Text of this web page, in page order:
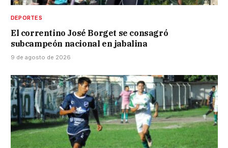
DEPORTES
El correntino José Borget se consagró
subcampeón nacional en jabalina
9 de agosto de 2026